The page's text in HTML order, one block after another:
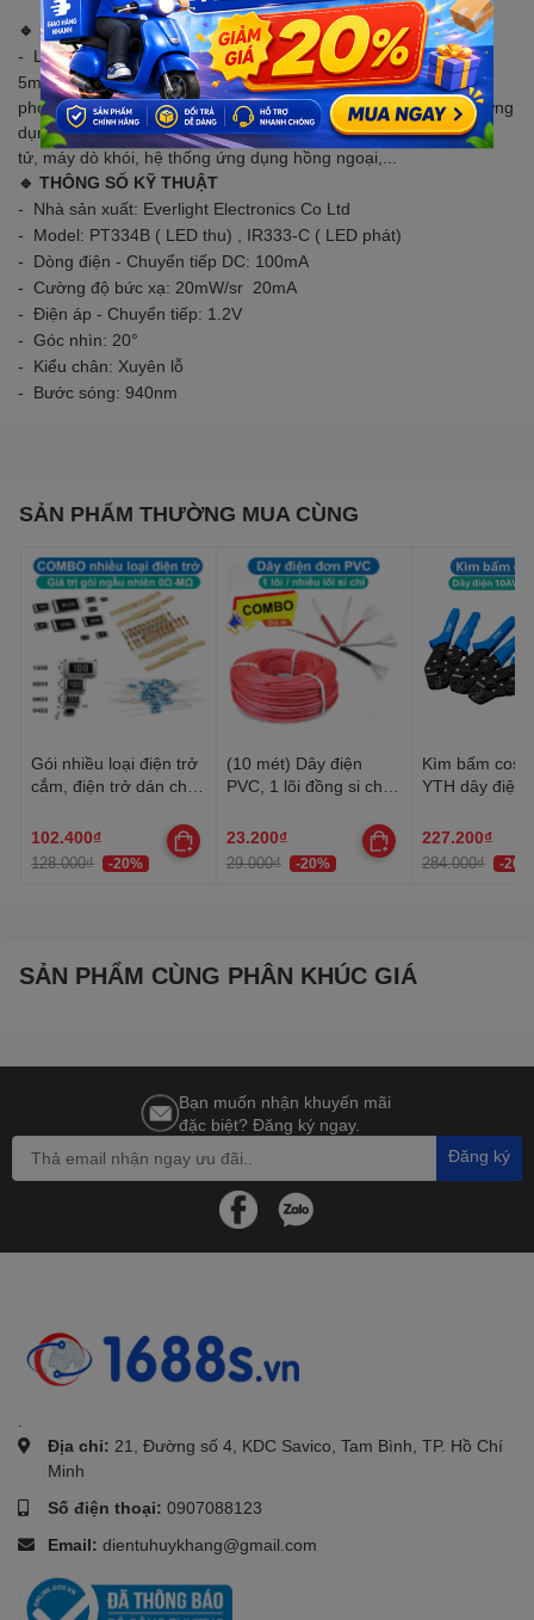
🔹 MÔ TẢ SẢN PHẨM
- Là một LED phát hồng ngoại với cường độ cao, đường kính
5mm, bước sóng 940nm. Nó được kết hợp quang phổ với
phototransistor, photodiode và mô-đun thu hồng ngoại. Được ứng
dụng trong nhiều lĩnh vực khác nhau như: công tắc quang điện
tử, máy dò khói, hệ thống ứng dụng hồng ngoại,...
🔹 THÔNG SỐ KỸ THUẬT
- Nhà sản xuất: Everlight Electronics Co Ltd
- Model: PT334B ( LED thu) , IR333-C ( LED phát)
- Dòng điện - Chuyển tiếp DC: 100mA
- Cường độ bức xạ: 20mW/sr 20mA
- Điện áp - Chuyển tiếp: 1.2V
- Góc nhìn: 20°
- Kiểu chân: Xuyên lỗ
- Bước sóng: 940nm
SẢN PHẨM THƯỜNG MUA CÙNG
Gói nhiều loại điện trở
cắm, điện trở dán cho
102.400₫
128.000₫ -20%
(10 mét) Dây điện
PVC, 1 lõi đồng si chì,
22AWG
23.200₫
29.000₫ -20%
Kìm bấm cos
YTH dây điện
227.200₫
284.000₫ -20%
SẢN PHẨM CÙNG PHÂN KHÚC GIÁ
Bạn muốn nhận khuyến mãi
đặc biệt? Đăng ký ngay.
Đăng ký
Địa chỉ: 21, Đường số 4, KDC Savico, Tam Bình, TP. Hồ Chí
Minh
Số điện thoại: 0907088123
Email: dientuhuykhang@gmail.com